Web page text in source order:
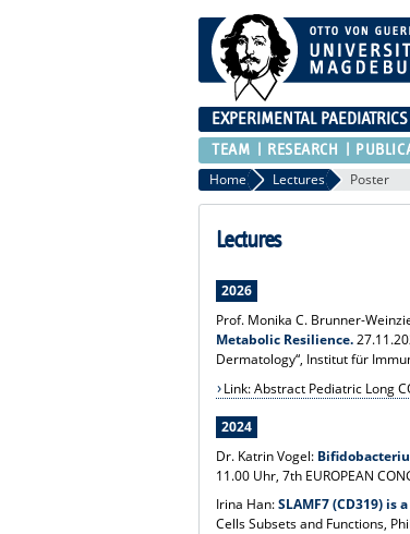
EXPERIMENTAL
TEAM RESEARCH
Home Lectures Poster
Lectures
2026
Prof. Monika C. Brunner-
Metabolic Resilience.
Dermatology“, Institut für
Link: Abstract Pediatric Long
2024
Dr. Katrin Vogel:
11.00 Uhr, 7th EUROPEAN
Irina Han:SLAMF7 (CD319)
Cells Subsets and Functions,